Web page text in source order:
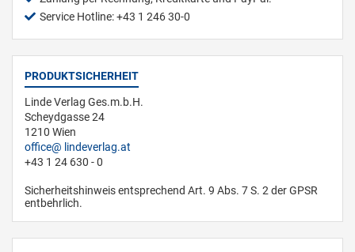
Service Hotline: +43 1 246 30-0
PRODUKTSICHERHEIT
Linde Verlag Ges.m.b.H.
Scheydgasse 24
1210 Wien
office
lindeverlag.at
+43 1 24 630 - 0
Sicherheitshinweis entsprechend Art. 9 Abs. 7 S. 2 der GPSR
entbehrlich.